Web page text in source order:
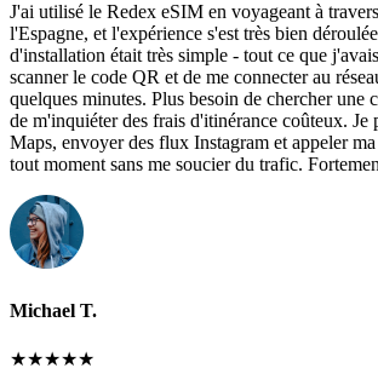
J'ai utilisé le Redex eSIM en voyageant à
l'Espagne, et l'expérience s'est très bien
d'installation était très simple - tout ce que
scanner le code QR et de me connecter au
quelques minutes. Plus besoin de chercher une
de m'inquiéter des frais d'itinérance coûteux.
Maps, envoyer des flux Instagram et appeler
tout moment sans me soucier du trafic.
Michael T.
★★★★★